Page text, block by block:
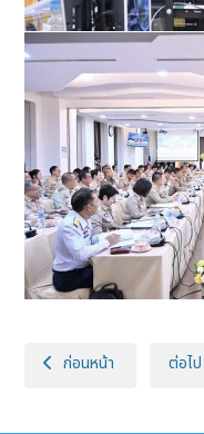
เนื้อหาก่อนหน้า: กรมปศุสั
ก่อนหน้า เนื้อ
ต่อไป